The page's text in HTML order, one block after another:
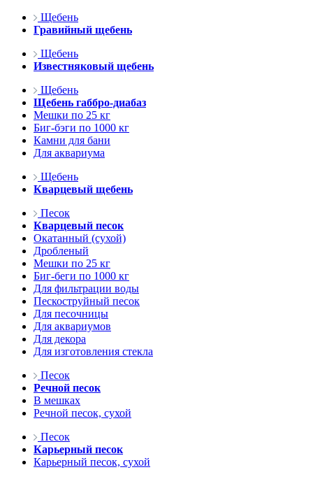
Щебень
Гравийный щебень
Щебень
Известняковый щебень
Щебень
Щебень габбро-диабаз
Мешки по 25 кг
Биг-бэги по 1000 кг
Камни для бани
Для аквариума
Щебень
Кварцевый щебень
Песок
Кварцевый песок
Окатанный (сухой)
Дробленый
Мешки по 25 кг
Биг-беги по 1000 кг
Для фильтрации воды
Пескоструйный песок
Для песочницы
Для аквариумов
Для декора
Для изготовления стекла
Песок
Речной песок
В мешках
Речной песок, сухой
Песок
Карьерный песок
Карьерный песок, сухой